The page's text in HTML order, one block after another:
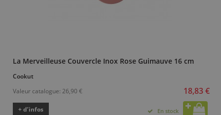
La Merveilleuse Couvercle Inox Rose Guimauve 16 cm
Cookut
Valeur catalogue: 26,90 € 18,83 €
+ d’infos En stock